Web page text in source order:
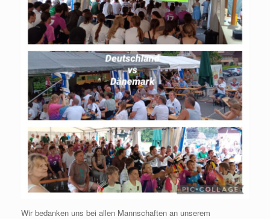
Wir bedanken uns bei allen Mannschaften an unserem